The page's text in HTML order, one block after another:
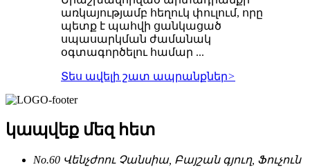
առկայությամբ հեղուկ փուլում, որը
պետք է պահվի ցանկացած
սպասարկման ժամանակ
օգտագործելու համար ...
Տես ավելի շատ ապրանքներ>
կապվեք մեզ հետ
No.60 Վենչժոու Չանսիա, Բայշան գյուղ, Ֆուչուն